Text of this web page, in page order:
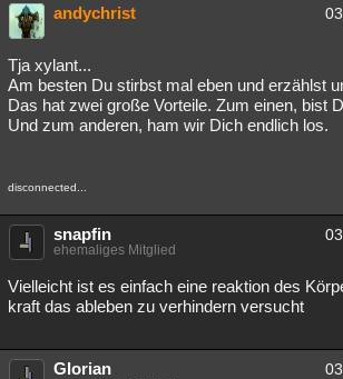
andychrist
Tja xylant...
Am besten Du stirbst mal eben und erzählst
Das hat zwei große Vorteile. Zum einen, bist
Und zum anderen, ham wir Dich endlich los.
disconnected...
snapfin
ehemaliges Mitglied
Vielleicht ist es einfach eine reaktion des
kraft das ableben zu verhindern versucht
Glorian